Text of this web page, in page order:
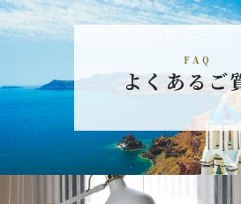
FAQ
よくあるご